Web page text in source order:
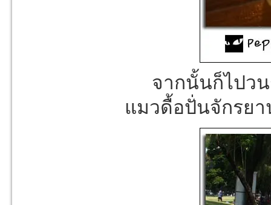
จากนั้นก็ไปว
แมวดื้อปั่นจักรยา